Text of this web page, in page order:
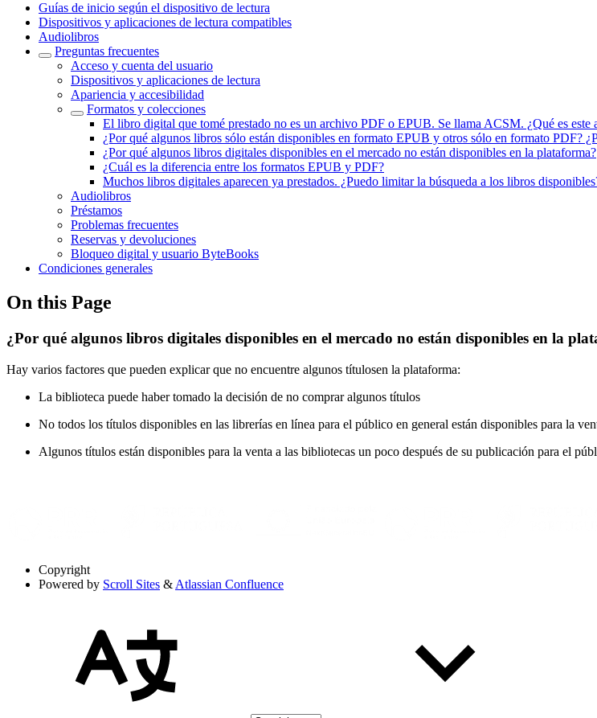
Guías de inicio según el dispositivo de lectura
Dispositivos y aplicaciones de lectura compatibles
Audiolibros
Preguntas frecuentes
Acceso y cuenta del usuario
Dispositivos y aplicaciones de lectura
Apariencia y accesibilidad
Formatos y colecciones
El libro digital que tomé prestado no es un archivo PDF o EPUB. Se llama ACSM. ¿Qué es este
¿Por qué algunos libros sólo están disponibles en formato EPUB y otros sólo en formato PDF?
¿Por qué algunos libros digitales disponibles en el mercado no están disponibles en la plataforma?
¿Cuál es la diferencia entre los formatos EPUB y PDF?
Muchos libros digitales aparecen ya prestados. ¿Puedo limitar la búsqueda a los libros
Audiolibros
Préstamos
Problemas frecuentes
Reservas y devoluciones
Bloqueo digital y usuario ByteBooks
Condiciones generales
On this Page
¿Por qué algunos libros digitales disponibles en el mercado no están disponibles en la
Hay varios factores que pueden explicar que no encuentre algunos títulosen la plataforma:
La biblioteca puede haber tomado la decisión de no comprar algunos títulos
No todos los títulos disponibles en las librerías en línea para el público en general están disponibles para la
Algunos títulos están disponibles para la venta a las bibliotecas un poco después de su publicación para el
Copyright
Powered by Scroll Sites & Atlassian Confluence